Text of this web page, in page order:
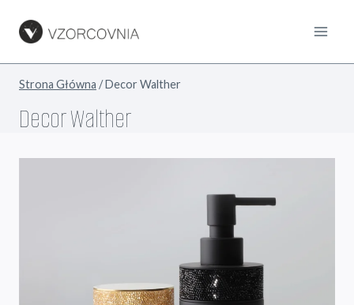
Strona Główna /Decor Walther
Decor Walther